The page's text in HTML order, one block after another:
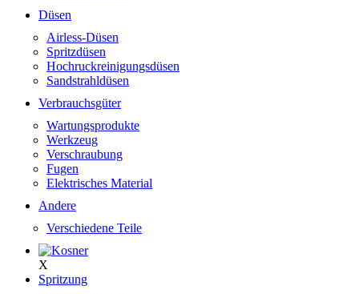
Düsen
Airless-Düsen
Spritzdüsen
Hochruckreinigungsdüsen
Sandstrahldüsen
Verbrauchsgüter
Wartungsprodukte
Werkzeug
Verschraubung
Fugen
Elektrisches Material
Andere
Verschiedene Teile
X
Spritzung